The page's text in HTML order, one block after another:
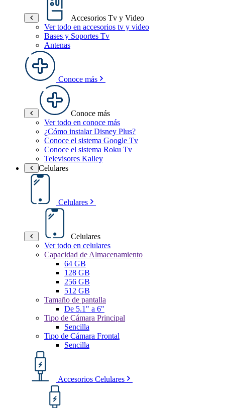
Accesorios Tv y Video
Ver todo en accesorios tv y video
Bases y Soportes Tv
Antenas
Conoce más
Conoce más
Ver todo en conoce más
¿Cómo instalar Disney Plus?
Conoce el sistema Google Tv
Conoce el sistema Roku Tv
Televisores Kalley
Celulares
Celulares
Celulares
Ver todo en celulares
Capacidad de Almacenamiento
64 GB
128 GB
256 GB
512 GB
Tamaño de pantalla
De 5.1" a 6"
Tipo de Cámara Principal
Sencilla
Tipo de Cámara Frontal
Sencilla
Accesorios Celulares